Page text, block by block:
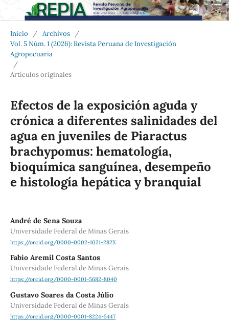
Inicio / Archivos
/
Vol. 5 Núm. 1 (2026): Revista Peruana de Investigación
Agropecuaria
/
Artículos originales
Efectos de la exposición aguda y
crónica a diferentes salinidades del
agua en juveniles de Piaractus
brachypomus: hematología,
bioquímica sanguínea, desempeño
e histología hepática y branquial
André de Sena Souza
Universidade Federal de Minas Gerais
https://orcid.org/0000-0002-1021-282X
Fabio Aremil Costa Santos
Universidade Federal de Minas Gerais
https://orcid.org/0000-0001-5682-8040
Gustavo Soares da Costa Júlio
Universidade Federal de Minas Gerais
https://orcid.org/0000-0001-8224-5447